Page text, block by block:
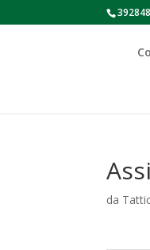
da